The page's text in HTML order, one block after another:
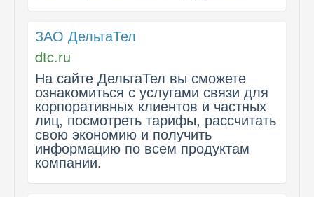
ЗАО ДельтаТел
dtc.ru
На сайте ДельтаТел вы сможете
ознакомиться с услугами связи для
корпоративных клиентов и частных
лиц, посмотреть тарифы, рассчитать
свою экономию и получить
информацию по всем продуктам
компании.